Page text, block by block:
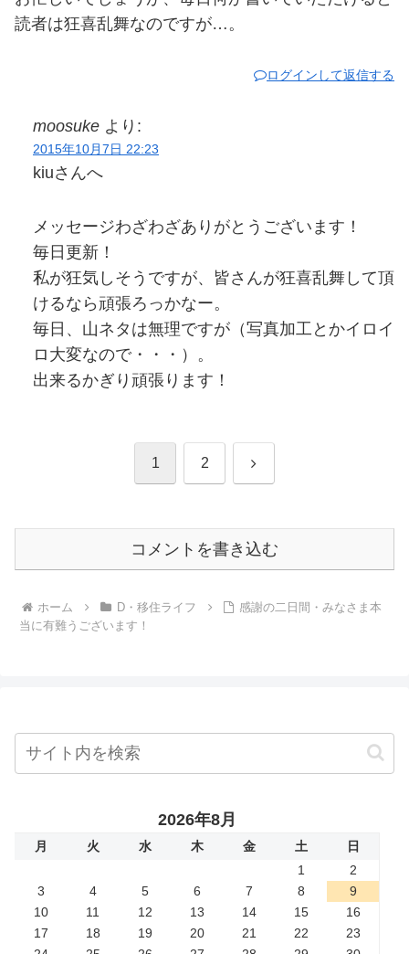
読者は狂喜乱舞なのですが…。
ログインして返信する
moosuke より:
2015年10月7日 22:23
kiuさんへ
メッセージわざわざありがとうございます！
毎日更新！
私が狂気しそうですが、皆さんが狂喜乱舞して頂
けるなら頑張ろっかなー。
毎日、山ネタは無理ですが（写真加工とかイロイ
ロ大変なので・・・）。
出来るかぎり頑張ります！
1 2 次
コメントを書き込む
ホーム D・移住ライフ
感謝の二日間・みなさま本
当に有難うございます！
2026年8月
月 火 水 木 金 土
日
1
2
3
4 5 6 7 8
9
10
11 12 13 14 15
16
17
18 19 20 21 22
23